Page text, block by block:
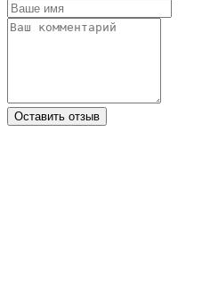
Оставить отзыв